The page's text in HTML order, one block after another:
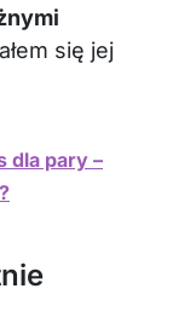
się jej
dla pary –